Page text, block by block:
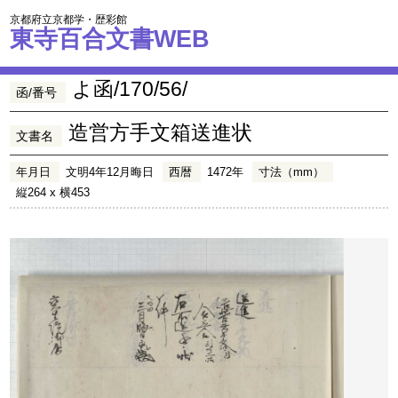
京都府立京都学・歴彩館
東寺百合文書WEB
函/番号 よ函/170/56/
文書名 造営方手文箱送進状
年月日 文明4年12月晦日 西暦 1472年
寸法（mm）
縦264 x 横453